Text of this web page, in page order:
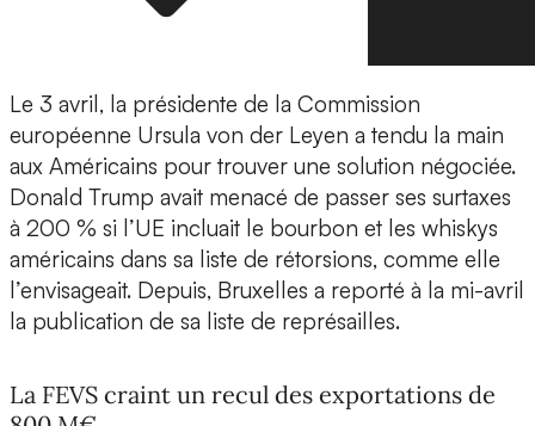
Le 3 avril, la présidente de la Commission
européenne Ursula von der Leyen a tendu la main
aux Américains pour trouver une solution négociée.
Donald Trump avait menacé de passer ses surtaxes
à 200 % si l’UE incluait le bourbon et les whiskys
américains dans sa liste de rétorsions, comme elle
l’envisageait. Depuis, Bruxelles a reporté à la mi-avril
la publication de sa liste de représailles.
La FEVS craint un recul des exportations de